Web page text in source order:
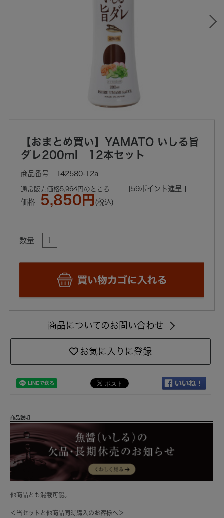
【おまとめ買い】YAMATO いしる旨
ダレ200ml 12本セット
142580-12a
通常販売価格5,964円のところ
価格 5,850円 (税込)
[59ポイント進呈 ]
数量
商品についてのお問い合わせ
お気に入りに登録
商品説明
他商品とも混載可能。
＜当セットと他商品同時購入のお客様へ＞